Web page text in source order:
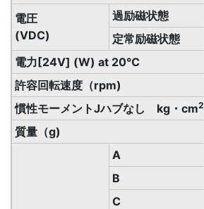
電圧
(VDC)
過励磁状態
定常励磁状態
電力[24V] (W) at 20℃
許容回転速度（rpm)
慣性モーメントJハブなし kg・cm2
質量（g)
A
B
C